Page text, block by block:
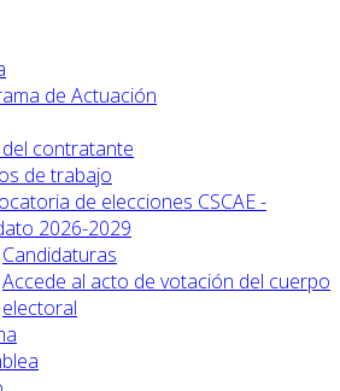
de Actuación
del contratante
de trabajo
de elecciones CSCAE -
2026-2029
Candidaturas
Accede al acto de votación del cuerpo
electoral